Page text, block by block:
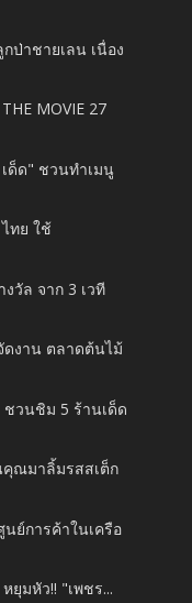
ป่าชายเลน เนื่อง
MOVIE 27
เด็ด" ชวนทำเมนู
ทย ใช้
วัล จาก 3 เวที
ดงาน ตลาดต้นไม้
ชวนชิม 5 ร้านเด็ด
ณมาลิ้มรสสเต็ก
ย์การค้าในเครือ
ยุม​หัว!! "เพชร...